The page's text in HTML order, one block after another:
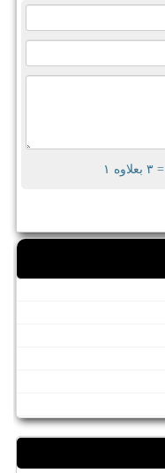
= ۳ بعلاوه ۱